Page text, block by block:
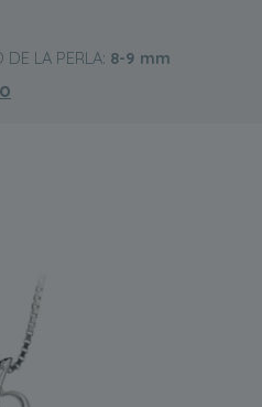
DE LA PERLA: 8-9 mm